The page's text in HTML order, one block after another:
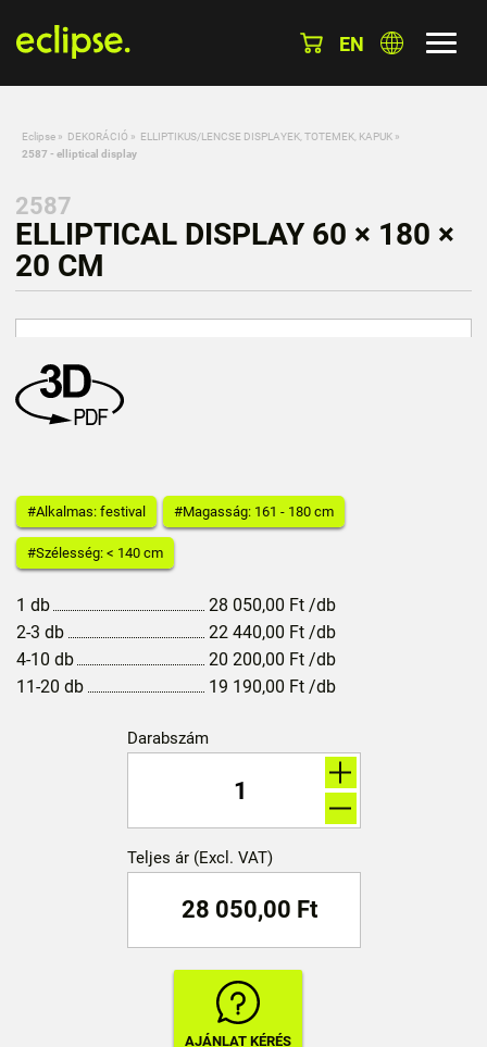
EN
Eclipse » DEKORÁCIÓ » ELLIPTIKUS/LENCSE DISPLAYEK, TOTEMEK, KAPUK »
2587 - elliptical display
2587
ELLIPTICAL DISPLAY 60 × 180 ×
20 CM
#Alkalmas: festival #Magasság: 161 - 180 cm
#Szélesség: < 140 cm
1 db 28 050,00 Ft /db
2-3 db
22 440,00 Ft /db
4-10 db
20 200,00 Ft /db
11-20 db
19 190,00 Ft /db
Darabszám
Teljes ár (Excl. VAT)
28 050,00 Ft